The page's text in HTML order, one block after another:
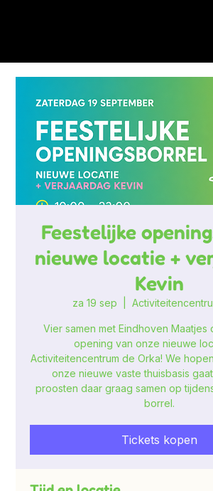
Feestelijke
nieuwe locatie +
Kevin
za 19 sep
Vier samen met Eindhoven Maatjes
opening van onze nieuwe
Activiteitencentrum de Orka! We
onze nieuwe vaste thuisbasis
proosten daar graag samen op
borrel.
Tickets kopen